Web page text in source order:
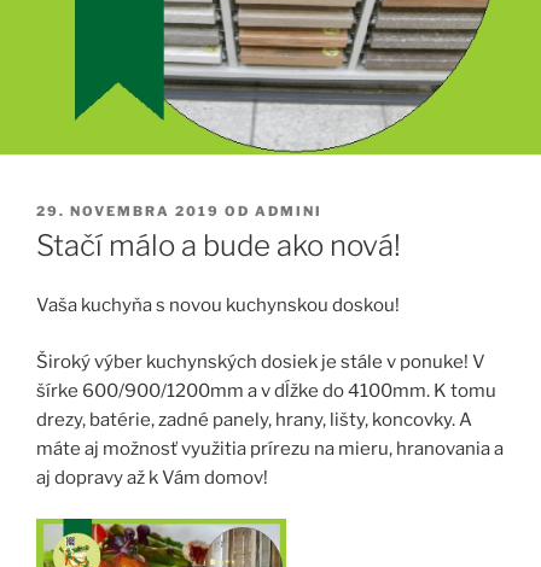
PUBLIKOVANÉ
29. NOVEMBRA 2019 OD ADMINI
Stačí málo a bude ako nová!
Vaša kuchyňa s novou kuchynskou doskou!
Široký výber kuchynských dosiek je stále v ponuke! V
šírke 600/900/1200mm a v dĺžke do 4100mm. K tomu
drezy, batérie, zadné panely, hrany, lišty, koncovky. A
máte aj možnosť využitia prírezu na mieru, hranovania a
aj dopravy až k Vám domov!